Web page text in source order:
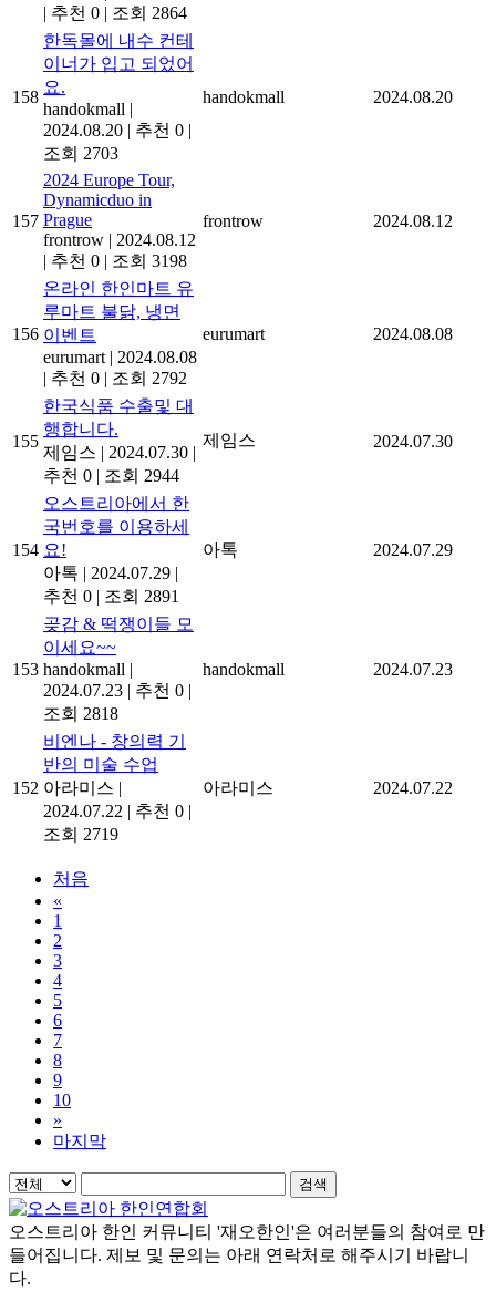
| 추천 0 | 조회 2864
158
한독몰에 내수 컨테
이너가 입고 되었어
요.
handokmall |
2024.08.20 | 추천 0 |
조회 2703
handokmall 2024.08.20
157
2024 Europe Tour,
Dynamicduo in
Prague
frontrow | 2024.08.12
| 추천 0 | 조회 3198
frontrow 2024.08.12
156
온라인 한인마트 유
루마트 불닭, 냉면
이벤트
eurumart | 2024.08.08
| 추천 0 | 조회 2792
eurumart 2024.08.08
155
한국식품 수출및 대
행합니다.
제임스 | 2024.07.30 |
추천 0 | 조회 2944
제임스 2024.07.30
154
오스트리아에서 한
국번호를 이용하세
요!
아톡 | 2024.07.29 |
추천 0 | 조회 2891
아톡 2024.07.29
153
곶감 & 떡쟁이들 모
이세요~~
handokmall |
2024.07.23 | 추천 0 |
조회 2818
handokmall 2024.07.23
152
비엔나 - 창의력 기
반의 미술 수업
아라미스 |
2024.07.22 | 추천 0 |
조회 2719
아라미스 2024.07.22
처음
«
1
2
3
4
5
6
7
8
9
10
»
마지막
검색
오스트리아 한인 커뮤니티 '재오한인'은 여러분들의 참여로 만
들어집니다. 제보 및 문의는 아래 연락처로 해주시기 바랍니
다.